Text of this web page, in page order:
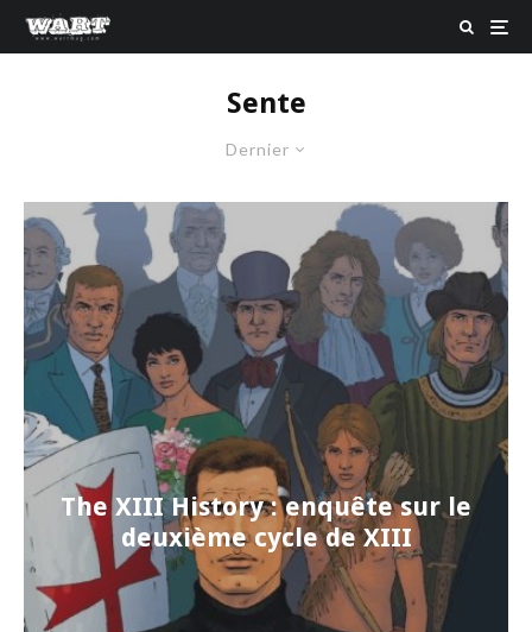
Sente
Dernier
The XIII History : enquête sur le
deuxième cycle de XIII